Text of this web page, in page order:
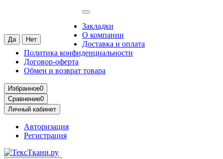
Закладки
О компании
Доставка и оплата
Политика конфиденциальности
Договор-оферта
Обмен и возврат товара
Избранное0
Сравнение0
Личный кабинет
Авторизация
Регистрация